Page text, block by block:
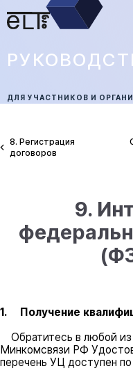
ДЛЯ УЧАСТНИКОВ И
8. Регистрация
договоров
9.
1. Получение
Обратитесь в любой из
Минкомсвязи РФ
перечень УЦ доступен